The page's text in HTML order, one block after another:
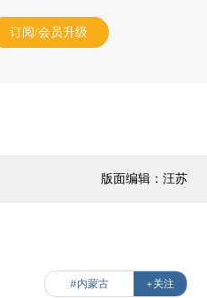
订阅/会员升级
版面编辑：汪苏
#内蒙古 +关注